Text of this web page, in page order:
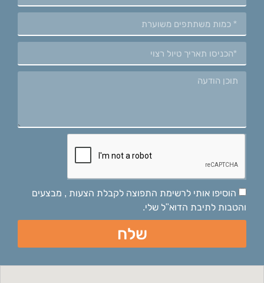
הוסיפו אותי לרשימת התפוצה לקבלת הצעות , מבצעים
והטבות לתיבת הדוא"ל שלי.
שלח